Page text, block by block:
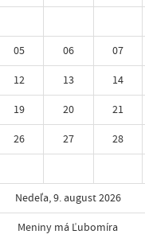
05 06 07
12 13 14
19 20 21
26 27 28
Nedeľa, 9. august 2026
Meniny má Ľubomíra